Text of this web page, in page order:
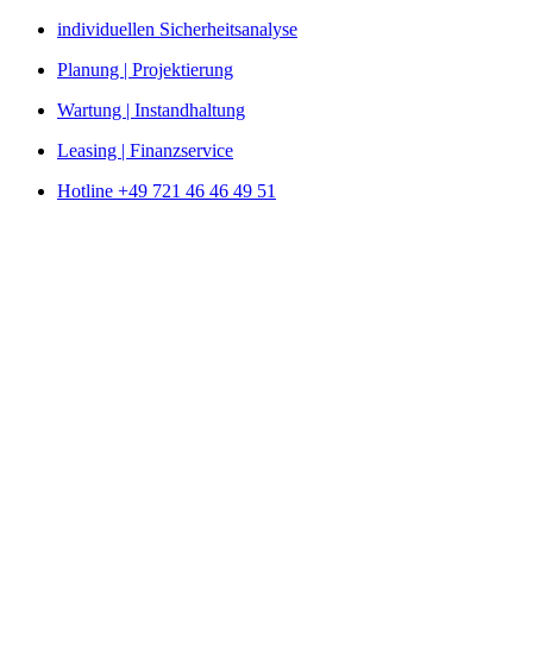
Zum
springen
individuellen Sicherheitsanalyse
Planung | Projektierung
Wartung | Instandhaltung
Leasing | Finanzservice
Hotline +49 721 46 46 49 51